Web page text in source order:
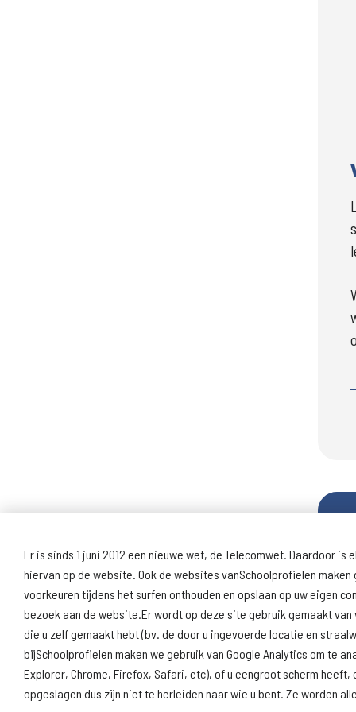
Er is sinds 1 juni 2012 een nieuwe wet, de Telecomwet. Daardoor
hiervan op de website. Ook de websites vanSchoolprofielen
voorkeuren tijdens het surfen onthouden en opslaan op uw eigen
bezoek aan de website.Er wordt op deze site gebruik gemaakt
die u zelf gemaakt hebt (bv. de door u ingevoerde locatie en
bijSchoolprofielen maken we gebruik van Google Analytics om te
Explorer, Chrome, Firefox, Safari, etc), of u eengroot scherm
opgeslagen dus zijn niet te herleiden naar wie u bent. Ze worden